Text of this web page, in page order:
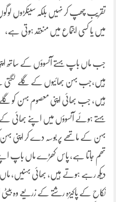
تقریب چھپ کر نہیں بلکہ سینکڑوں
میں یا کسی اجتماع میں منعقد ہوتی ہے،
جب ماں باپ بہتے آنسوؤں کے ساتھ
ہیں،جب بہن بھائیوں کے گلے لگتی ہے
ہیں، جب بھائی اپنی معصوم بہن کو
بہتے ہوئے آنسوؤں میں اپنے بھائی کے
بہن کے ماتھے پر بوسہ دے کر اپنی
تھم جاتا ہے، پاس کھڑے ماں باپ
دیکھ رہے ہوتے ہیں، بھائی بہنیں،
نکاح کے پاکیزہ رشتے کے زریعے وہ